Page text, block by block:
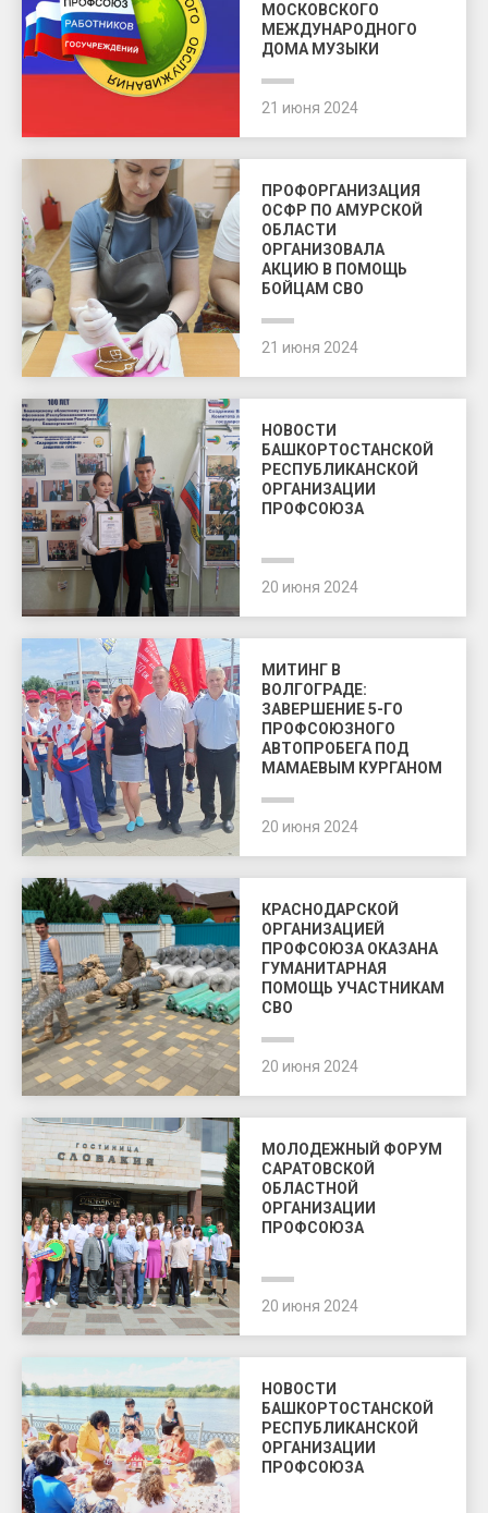
МОСКОВСКОГО
МЕЖДУНАРОДНОГО
ДОМА МУЗЫКИ
21 июня 2024
ПРОФОРГАНИЗАЦИЯ
ОСФР ПО АМУРСКОЙ
ОБЛАСТИ
ОРГАНИЗОВАЛА
АКЦИЮ В ПОМОЩЬ
БОЙЦАМ СВО
21 июня 2024
НОВОСТИ
БАШКОРТОСТАНСКОЙ
РЕСПУБЛИКАНСКОЙ
ОРГАНИЗАЦИИ
ПРОФСОЮЗА
20 июня 2024
МИТИНГ В
ВОЛГОГРАДЕ:
ЗАВЕРШЕНИЕ 5-ГО
ПРОФСОЮЗНОГО
АВТОПРОБЕГА ПОД
МАМАЕВЫМ КУРГАНОМ
20 июня 2024
КРАСНОДАРСКОЙ
ОРГАНИЗАЦИЕЙ
ПРОФСОЮЗА ОКАЗАНА
ГУМАНИТАРНАЯ
ПОМОЩЬ УЧАСТНИКАМ
СВО
20 июня 2024
МОЛОДЕЖНЫЙ ФОРУМ
САРАТОВСКОЙ
ОБЛАСТНОЙ
ОРГАНИЗАЦИИ
ПРОФСОЮЗА
20 июня 2024
НОВОСТИ
БАШКОРТОСТАНСКОЙ
РЕСПУБЛИКАНСКОЙ
ОРГАНИЗАЦИИ
ПРОФСОЮЗА